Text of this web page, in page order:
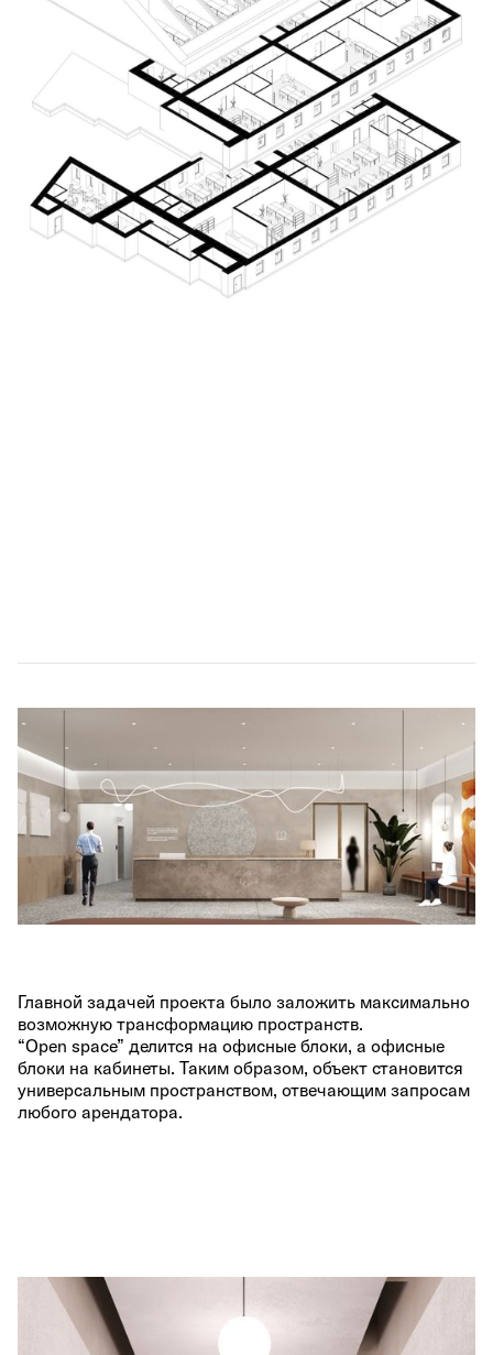
Главной задачей проекта было заложить максимально
возможную трансформацию пространств.
“Open space” делится на офисные блоки, а офисные
блоки на кабинеты. Таким образом, объект становится
универсальным пространством, отвечающим запросам
любого арендатора.